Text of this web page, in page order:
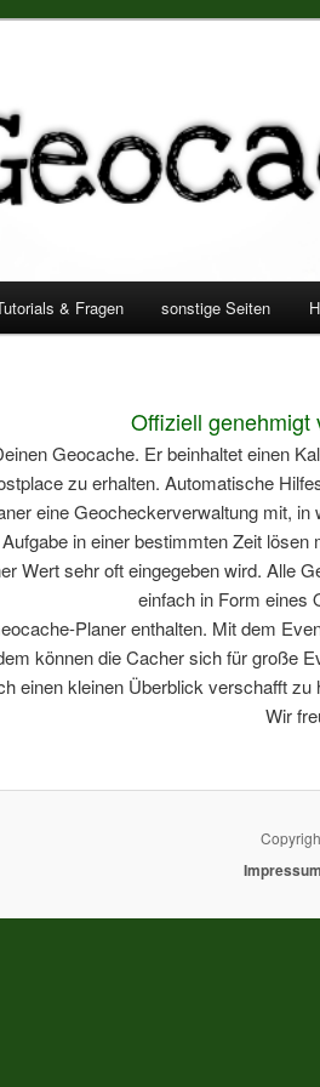
/
& Fragen sonstige Seiten
Offiziell genehmigt
Geocache. Er beinhaltet einen
zu erhalten. Automatische
eine Geocheckerverwaltung mit,
in einer bestimmten Zeit
Wert sehr oft eingegeben wird. Alle
einfach in Form eines
Planer enthalten. Mit dem
können die Cacher sich für große
einen kleinen Überblick verschafft
Wir
Impressum